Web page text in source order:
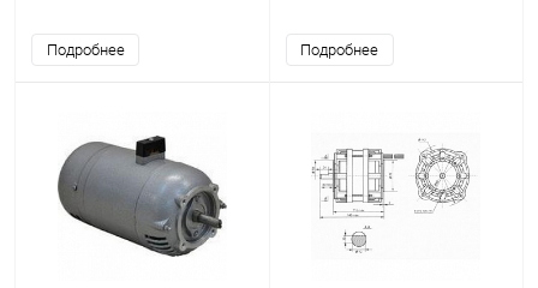
Подробнее Подробнее